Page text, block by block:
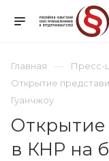
Главная
Пресс-
Открытие
Гуанчжоу
Открытие
в КНР на